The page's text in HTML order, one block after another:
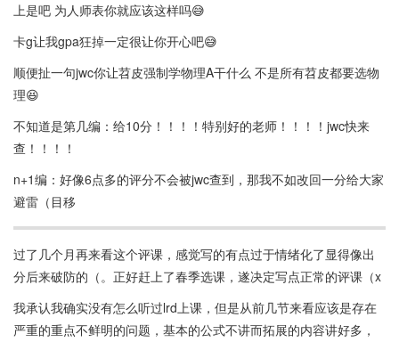
上是吧 为人师表你就应该这样吗😅
卡g让我gpa狂掉一定很让你开心吧😅
顺便扯一句jwc你让苕皮强制学物理A干什么 不是所有苕皮都要选物
理😆
不知道是第几编：给10分！！！！特别好的老师！！！！jwc快来
查！！！！
n+1编：好像6点多的评分不会被jwc查到，那我不如改回一分给大家
避雷（目移
过了几个月再来看这个评课，感觉写的有点过于情绪化了显得像出
分后来破防的（。正好赶上了春季选课，遂决定写点正常的评课（x
我承认我确实没有怎么听过lrd上课，但是从前几节来看应该是存在
严重的重点不鲜明的问题，基本的公式不讲而拓展的内容讲好多，